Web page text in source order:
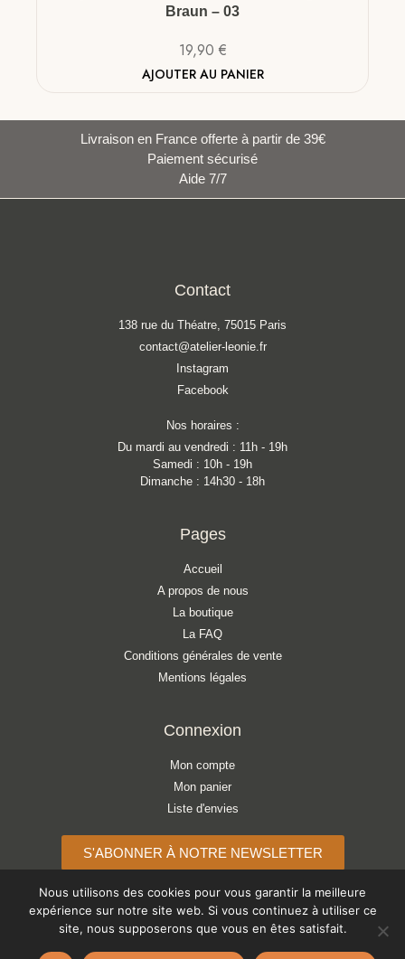
Braun – 03
19,90 €
AJOUTER AU PANIER
Livraison en France offerte à partir de 39€
Paiement sécurisé
Aide 7/7
Contact
138 rue du Théatre, 75015 Paris
contact@atelier-leonie.fr
Instagram
Facebook
Nos horaires :
Du mardi au vendredi : 11h - 19h
Samedi : 10h - 19h
Dimanche : 14h30 - 18h
Pages
Accueil
A propos de nous
La boutique
La FAQ
Conditions générales de vente
Mentions légales
Connexion
Mon compte
Mon panier
Liste d'envies
S'ABONNER À NOTRE NEWSLETTER
Copyright © 2026 ATELIER LÉONIE
Nous utilisons des cookies pour vous garantir la meilleure
expérience sur notre site web. Si vous continuez à utiliser ce
site, nous supposerons que vous en êtes satisfait.